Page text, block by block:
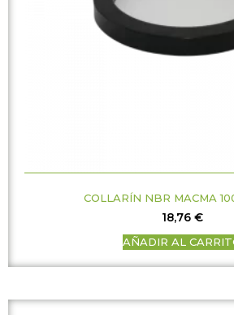
COLLARÍN NBR MACMA
18,76 €
AÑADIR AL